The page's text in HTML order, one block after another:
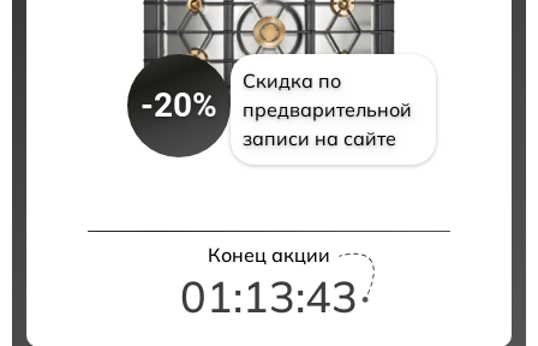
-20%
Скидка по
предварительной
записи на сайте
Конец акции
01:13:42